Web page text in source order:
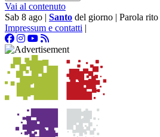
Vai al contenuto
Sab 8 ago | Santo del giorno | Parola rito
Impressum e contatti |